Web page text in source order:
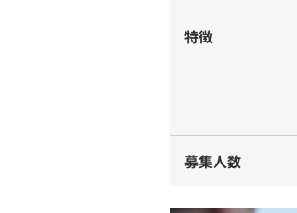
特徴
募集人数